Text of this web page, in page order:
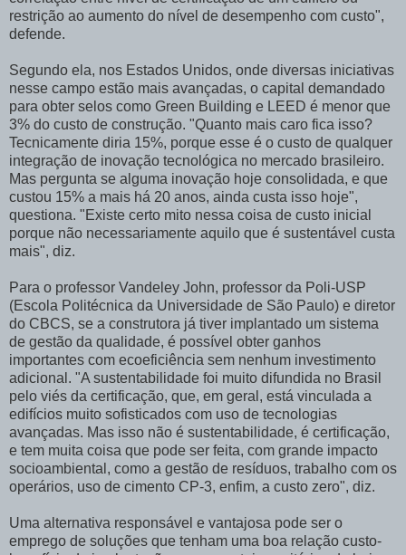
restrição ao aumento do nível de desempenho com custo",
defende.
Segundo ela, nos Estados Unidos, onde diversas iniciativas
nesse campo estão mais avançadas, o capital demandado
para obter selos como Green Building e LEED é menor que
3% do custo de construção. "Quanto mais caro fica isso?
Tecnicamente diria 15%, porque esse é o custo de qualquer
integração de inovação tecnológica no mercado brasileiro.
Mas pergunta se alguma inovação hoje consolidada, e que
custou 15% a mais há 20 anos, ainda custa isso hoje",
questiona. "Existe certo mito nessa coisa de custo inicial
porque não necessariamente aquilo que é sustentável custa
mais", diz.
Para o professor Vandeley John, professor da Poli-USP
(Escola Politécnica da Universidade de São Paulo) e diretor
do CBCS, se a construtora já tiver implantado um sistema
de gestão da qualidade, é possível obter ganhos
importantes com ecoeficiência sem nenhum investimento
adicional. "A sustentabilidade foi muito difundida no Brasil
pelo viés da certificação, que, em geral, está vinculada a
edifícios muito sofisticados com uso de tecnologias
avançadas. Mas isso não é sustentabilidade, é certificação,
e tem muita coisa que pode ser feita, com grande impacto
socioambiental, como a gestão de resíduos, trabalho com os
operários, uso de cimento CP-3, enfim, a custo zero", diz.
Uma alternativa responsável e vantajosa pode ser o
emprego de soluções que tenham uma boa relação custo-